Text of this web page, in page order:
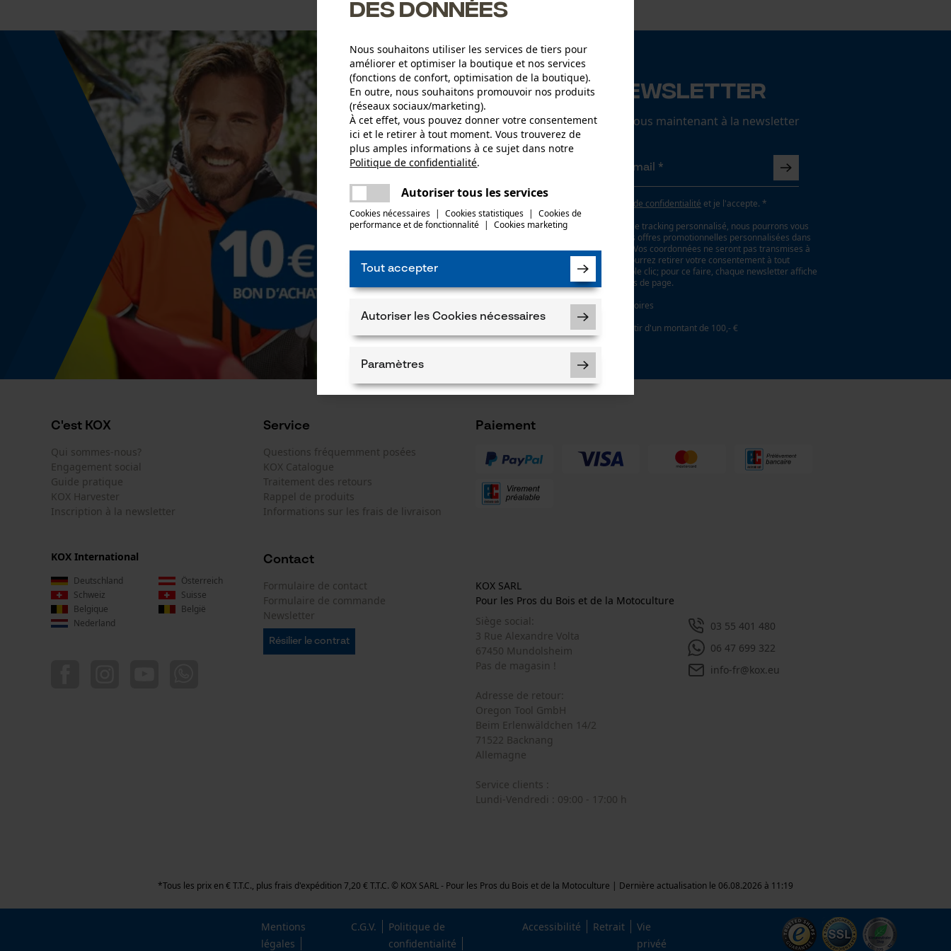
Newsletter
Abonnez-vous maintenant à la newsletter
politique de confidentialité et je l'accepte. *
Si vous acceptez le tracking personnalisé, nous pourrons vous
faire parvenir des offres promotionnelles personnalisées dans
notre newsletter. Vos coordonnées ne seront pas transmises à
des tiers. Vous pourrez retirer votre consentement à tout
moment sur simple clic; pour ce faire, chaque newsletter affiche
un lien tout en bas de page.
* Champs obligatoires
*** Valable à partir d'un montant de 100,- €
C'est KOX
Qui sommes-nous?
Engagement social
Guide pratique
KOX Harvester
Inscription à la newsletter
Service
Questions fréquemment posées
KOX Catalogue
Traitement des retours
Rappel de produits
Informations sur les frais de livraison
Paiement
Contact
Formulaire de contact
Formulaire de commande
Newsletter
Résilier le contrat
KOX SARL
Pour les Pros du Bois et de la Motoculture
Siège social:
3 Rue Alexandre Volta
67450 Mundolsheim
Pas de magasin !
Adresse de retour:
Oregon Tool GmbH
Beim Erlenwäldchen 14/2
71522 Backnang
Allemagne
Service clients :
Lundi-Vendredi : 09:00 - 17:00 h
03 55 401 480
06 47 699 322
info-fr@kox.eu
KOX International
Deutschland
Österreich
Schweiz
Suisse
Belgique
België
Nederland
*Tous les prix en € T.T.C., plus frais d'expédition 7,20 € T.T.C. © KOX SARL - Pour les Pros du Bois et de la Motoculture | Dernière actualisation le 06.08.2026 à 11:19
Mentions
légales
C.G.V.
Politique de
confidentialité
Accessibilité Retrait
Vie
privéé
des données
Nous souhaitons utiliser les services de tiers pour
améliorer et optimiser la boutique et nos services
(fonctions de confort, optimisation de la boutique).
En outre, nous souhaitons promouvoir nos produits
(réseaux sociaux/marketing).
À cet effet, vous pouvez donner votre consentement
ici et le retirer à tout moment. Vous trouverez de
plus amples informations à ce sujet dans notre
Politique de confidentialité.
Autoriser tous les services
Cookies nécessaires | Cookies statistiques |
Cookies de
performance et de fonctionnalité | Cookies marketing
Tout accepter
Autoriser les Cookies nécessaires
Paramètres
Cookies nécessaires
Econda Tag Manager
Cookies statistiques
Econda Analytics
Mouseflow Web Analytics Tool
Fact-Finder Tracking
Page d'accueil personnalisée
Une erreur s'est produite. Veuillez essayer
encore.
partager